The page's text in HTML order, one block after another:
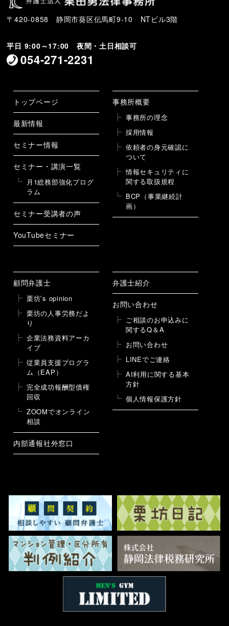
〒420-0858 静岡市葵区伝馬町9-10 NTビル3階
平日 9:00～17:00 夜間・土日相談可
054-271-2231
トップページ
最新情報
セミナー情報
セミナー・講演一覧
月1総務部強化プログ
ラム
セミナー受講者の声
YouTubeセミナー
事務所概要
事務所の理念
採用情報
依頼者の身元確認に
ついて
情報セキュリティに
関する取扱規程
BCP（事業継続計
画）
顧問弁護士
栗坊’s opinion
栗坊の人事労務だよ
り
企業法務資料アーカ
イブ
従業員支援プログラ
ム（EAP）
完全成功報酬型債権
回収
ZOOMでオンライン
相談
内部通報社外窓口
弁護士紹介
お問い合わせ
ご相談のお申込みに
関するQ＆A
お問い合わせ
LINEでご連絡
AI利用に関する基本
方針
個人情報保護方針